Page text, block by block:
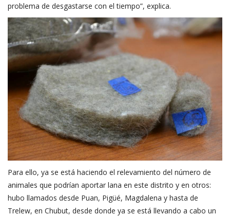
problema de desgastarse con el tiempo”, explica.
Para ello, ya se está haciendo el relevamiento del número de
animales que podrían aportar lana en este distrito y en otros:
hubo llamados desde Puan, Pigüé, Magdalena y hasta de
Trelew, en Chubut, desde donde ya se está llevando a cabo un